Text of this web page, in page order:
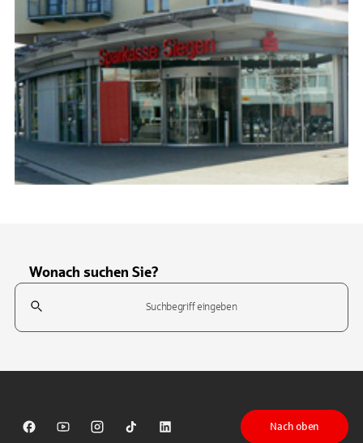
Wonach suchen Sie?
Suchfeld
Sparkasse auf Facebook
Sparkasse auf Youtube
Sparkasse auf Instagram
Sparkasse auf TikTok
Sparkasse auf LinkedIn
Nach oben